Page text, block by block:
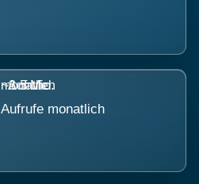
Aufrufe monatlich